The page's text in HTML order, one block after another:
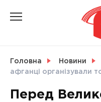
Головна Новини
афганці організували
Перед